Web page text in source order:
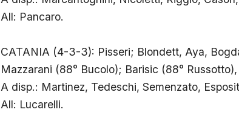
All: Pancaro.
CATANIA (4-3-3): Pisseri; Blondett, Aya,
Mazzarani (88° Bucolo); Barisic (88°
A disp.: Martinez, Tedeschi, Semenzato,
All: Lucarelli.